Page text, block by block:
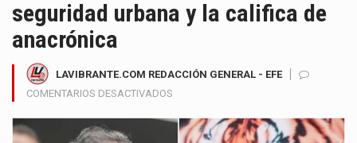
seguridad urbana y la califica de
anacrónica
LAVIBRANTE.COM REDACCIÓN GENERAL - EFE
COMENTARIOS DESACTIVADOS
RECHAZA